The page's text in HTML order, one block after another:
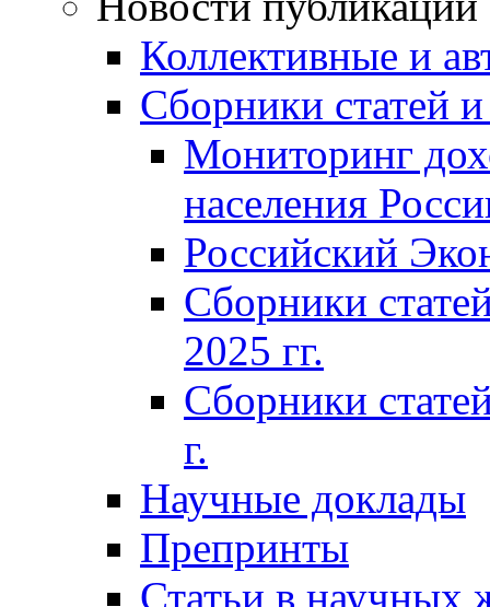
Коллективные и
Сборники статей
Мониторинг
населения
Российский
Сборники
2025 гг.
Сборники
г.
Научные доклады
Препринты
Статьи в научных